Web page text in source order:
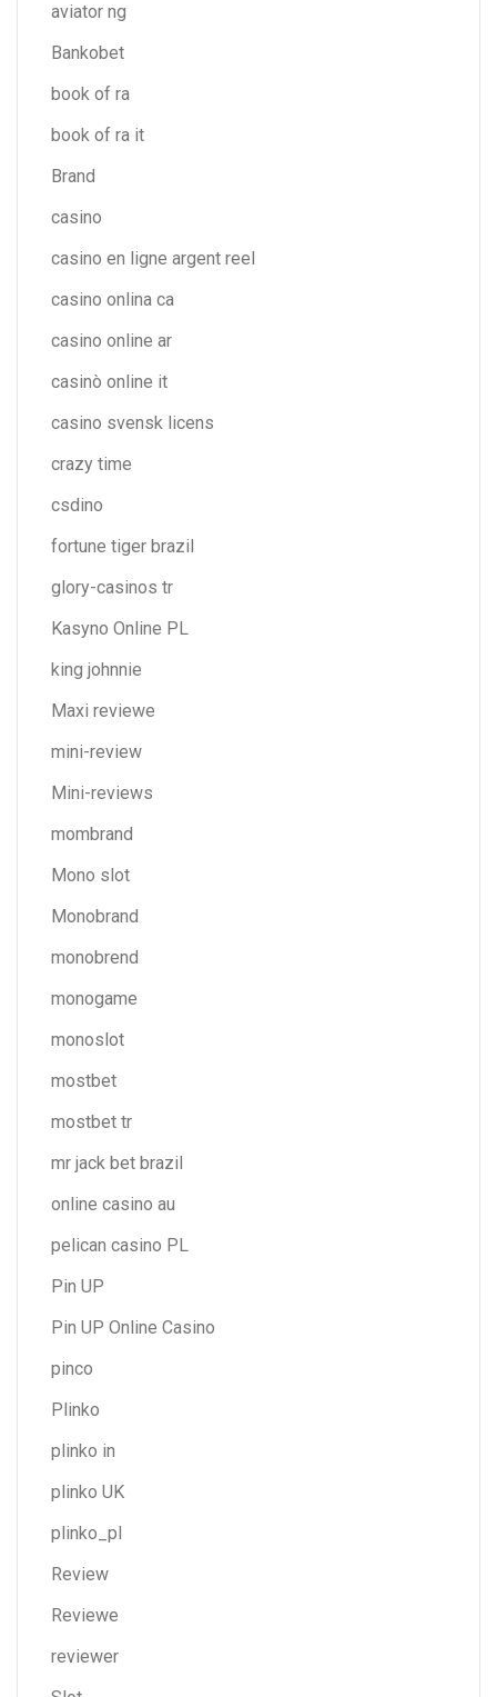
aviator ng
Bankobet
book of ra
book of ra it
Brand
casino
casino en ligne argent reel
casino onlina ca
casino online ar
casinò online it
casino svensk licens
crazy time
csdino
fortune tiger brazil
glory-casinos tr
Kasyno Online PL
king johnnie
Maxi reviewe
mini-review
Mini-reviews
mombrand
Mono slot
Monobrand
monobrend
monogame
monoslot
mostbet
mostbet tr
mr jack bet brazil
online casino au
pelican casino PL
Pin UP
Pin UP Online Casino
pinco
Plinko
plinko in
plinko UK
plinko_pl
Review
Reviewe
reviewer